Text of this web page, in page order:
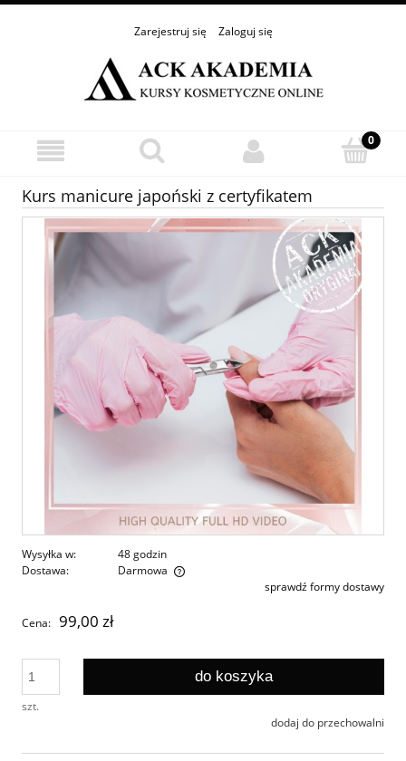
Zarejestruj się Zaloguj się
Kurs manicure japoński z certyfikatem
Wysyłka w:
48 godzin
Dostawa:
Darmowa
Cena nie zawiera ewentualnych kosztów płatnościsprawdź formy dostawy
Cena: 99,00 zł
szt.
do koszyka
dodaj do przechowalni